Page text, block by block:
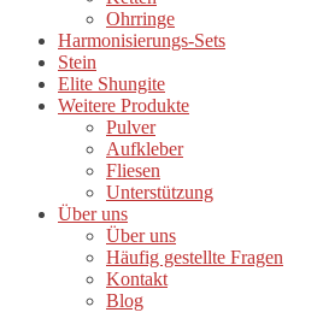
Ohrringe
Harmonisierungs-Sets
Stein
Elite Shungite
Weitere Produkte
Pulver
Aufkleber
Fliesen
Unterstützung
Über uns
Über uns
Häufig gestellte Fragen
Kontakt
Blog